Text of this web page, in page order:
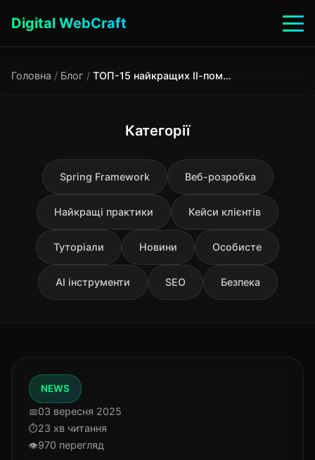
Digital WebCraft
Головна / Блог / ТОП-15 найкращих ІІ-помічників 2025: ChatGPT, Gemini, Grok, YandexGPT, KAMPUS + повний гід
Категорії
Spring Framework Веб-розробка
Найкращі практики Кейси клієнтів
Туторіали Новини Особисте
AI інструменти SEO Безпека
NEWS
03 вересня 2025
23 хв читання
970 перегляд